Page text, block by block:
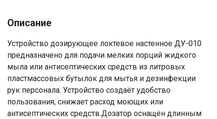
Описание
Устройство дозирующее локтевое настенное ДУ-010
предназначено для подачи мелких порций жидкого
мыла или антисептических средств из литровых
пластмассовых бутылок для мытья и дезинфекции
рук персонала. Устройство создаёт удобство
пользования, снижает расход моющих или
антисептических средств.Дозатор оснащён длинным